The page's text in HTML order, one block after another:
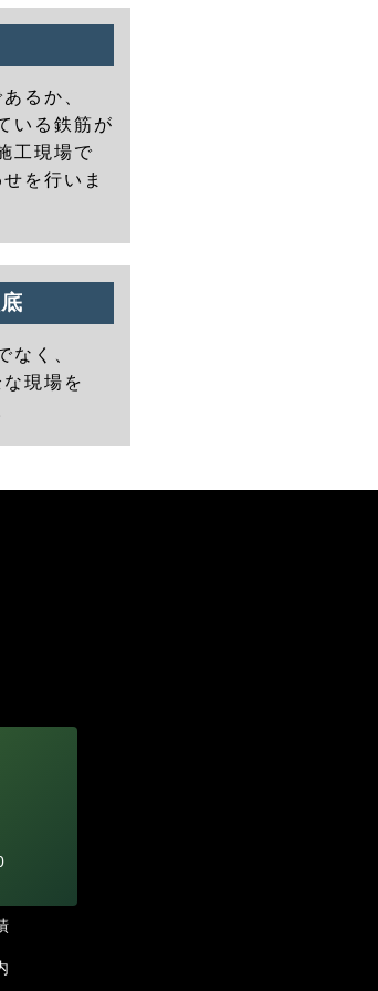
るか、
いる鉄筋が
工現場で
を行いま
なく、
現場を